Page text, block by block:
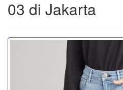
03 di Jakarta